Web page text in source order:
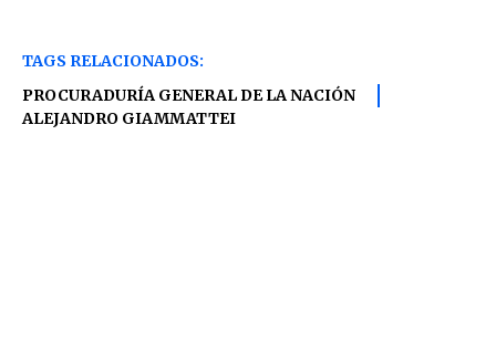
TAGS RELACIONADOS:
PROCURADURÍA GENERAL DE LA NACIÓN
ALEJANDRO GIAMMATTEI